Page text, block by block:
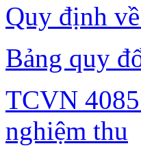
Quy định
Bảng quy
TCVN
nghiệm thu